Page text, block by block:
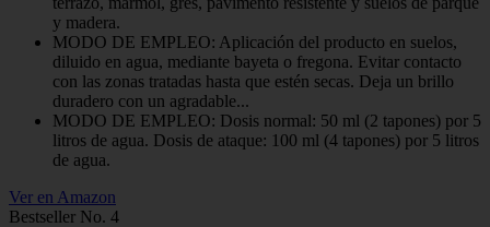
y madera.
MODO DE EMPLEO: Aplicación del producto en suelos,
diluido en agua, mediante bayeta o fregona. Evitar contacto
con las zonas tratadas hasta que estén secas. Deja un brillo
duradero con un agradable...
MODO DE EMPLEO: Dosis normal: 50 ml (2 tapones) por 5
litros de agua. Dosis de ataque: 100 ml (4 tapones) por 5 litros
de agua.
Ver en Amazon
Bestseller No. 4